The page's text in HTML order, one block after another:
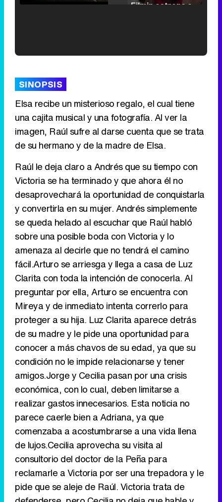
SINOPSIS
Elsa recibe un misterioso regalo, el cual tiene
una cajita musical y una fotografía. Al ver la
imagen, Raúl sufre al darse cuenta que se trata
de su hermano y de la madre de Elsa.
Raúl le deja claro a Andrés que su tiempo con
Victoria se ha terminado y que ahora él no
desaprovechará la oportunidad de conquistarla
y convertirla en su mujer. Andrés simplemente
se queda helado al escuchar que Raúl habló
sobre una posible boda con Victoria y lo
amenaza al decirle que no tendrá el camino
fácil.Arturo se arriesga y llega a casa de Luz
Clarita con toda la intención de conocerla. Al
preguntar por ella, Arturo se encuentra con
Mireya y de inmediato intenta correrlo para
proteger a su hija. Luz Clarita aparece detrás
de su madre y le pide una oportunidad para
conocer a más chavos de su edad, ya que su
condición no le impide relacionarse y tener
amigos.Jorge y Cecilia pasan por una crisis
económica, con lo cual, deben limitarse a
realizar gastos innecesarios. Esta noticia no
parece caerle bien a Adriana, ya que
comenzaba a acostumbrarse a una vida llena
de lujos.Cecilia aprovecha su visita al
consultorio del doctor de la Peña para
reclamarle a Victoria por ser una trepadora y le
pide que se aleje de Raúl. Victoria trata de